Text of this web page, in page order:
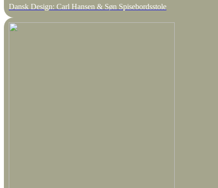
Dansk Design: Carl Hansen & Søn Spisebordsstole